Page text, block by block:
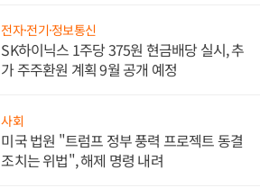
전자·전기·정보통신
SK하이닉스 1주당 375원 현금배당 실시, 추
가 주주환원 계획 9월 공개 예정
사회
미국 법원 "트럼프 정부 풍력 프로젝트 동결
조치는 위법", 해제 명령 내려